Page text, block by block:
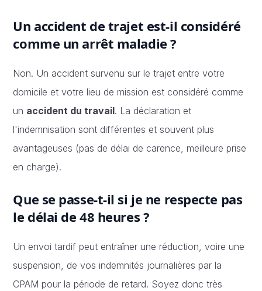
Un accident de trajet est-il considéré
comme un arrêt maladie ?
Non. Un accident survenu sur le trajet entre votre
domicile et votre lieu de mission est considéré comme
un accident du travail. La déclaration et
l'indemnisation sont différentes et souvent plus
avantageuses (pas de délai de carence, meilleure prise
en charge).
Que se passe-t-il si je ne respecte pas
le délai de 48 heures ?
Un envoi tardif peut entraîner une réduction, voire une
suspension, de vos indemnités journalières par la
CPAM pour la période de retard. Soyez donc très